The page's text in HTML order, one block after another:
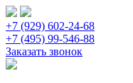
+7 (929) 602-24-68
+7 (495) 99-546-88
Заказать звонок